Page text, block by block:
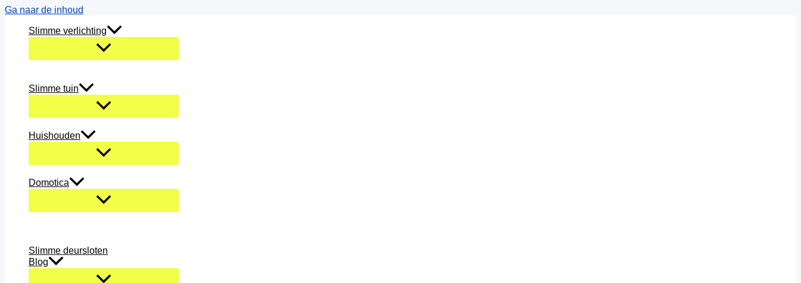
Ga naar de inhoud
Slimme verlichting
Slimme tuin
Huishouden
Domotica
Slimme deursloten
Blog